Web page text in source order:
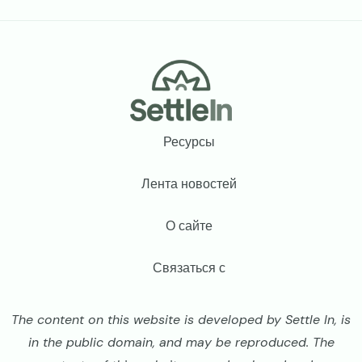
Ресурсы
Лента новостей
О сайте
Связаться с
The content on this website is developed by Settle In, is
in the public domain, and may be reproduced. The